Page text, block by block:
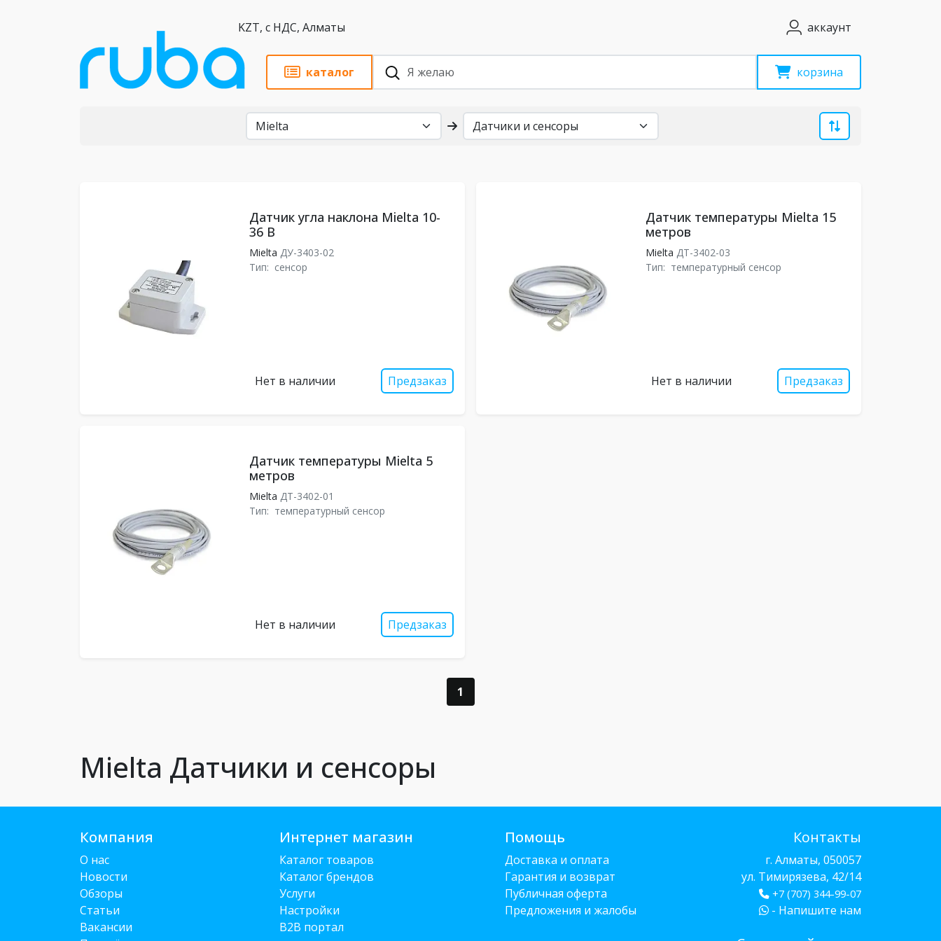
KZT, с НДС, Алматы аккаунт
каталог корзина
Датчик угла наклона Mielta 10-
36 В
Mielta ДУ-3403-02
Тип: сенсор
Нет в наличии Предзаказ
Датчик температуры Mielta 15
метров
Mielta ДТ-3402-03
Тип: температурный сенсор
Нет в наличии Предзаказ
Датчик температуры Mielta 5
метров
Mielta ДТ-3402-01
Тип: температурный сенсор
Нет в наличии Предзаказ
1
Mielta Датчики и сенсоры
Компания
О нас
Новости
Обзоры
Статьи
Вакансии
Интернет магазин
Каталог товаров
Каталог брендов
Услуги
Настройки
B2B портал
Помощь
Доставка и оплата
Гарантия и возврат
Публичная оферта
Предложения и жалобы
Контакты
г. Алматы, 050057
ул. Тимирязева, 42/14
+7 (707) 344-99-07
- Напишите нам